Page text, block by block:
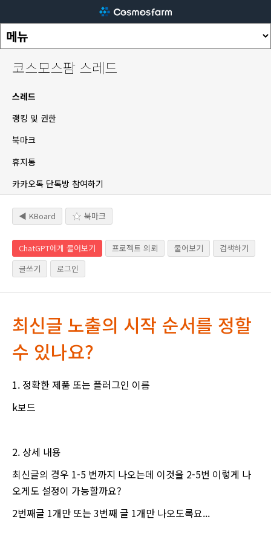
코스모스팜 스레드
스레드
랭킹 및 권한
북마크
휴지통
카카오톡 단톡방 참여하기
◀ KBoard 북마크
ChatGPT에게 물어보기 프로젝트 의뢰 물어보기
검색하기
글쓰기
로그인
최신글 노출의 시작 순서를 정할
수 있나요?
1. 정확한 제품 또는 플러그인 이름
k보드
2. 상세 내용
최신글의 경우 1-5 번까지 나오는데 이것을 2-5번 이렇게 나
오게도 설정이 가능할까요?
2번째글 1개만 또는 3번째 글 1개만 나오도록요...